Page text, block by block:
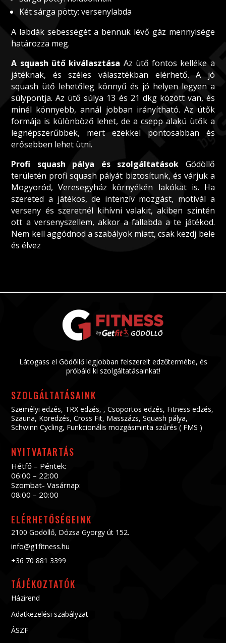
Két sárga pötty: versenylabda
A labdák sebességét a bennük lévő gáz mennyisége
határozza meg.
A squash ütő kiválasztása Az ütő fontos kelléke a
játéknak, és széles választékban elérhető. A jó
squash ütő lehetőleg könnyű és jó helyen legyen a
súlypontja. Az ütő súlya 13 és 21 dkg között van, és
minél könnyebb, annál jobban irányítható. Az ütők
formája is különböző lehet, de a csepp alakú ütők a
legnépszerűbbek, mert ezekkel pontosabban és
erősebben lehet ütni.
Profi squash pálya és szolgáltatások Gödöllő
területén profi squash pályát biztosítunk, és várjuk a
Mogyoród, Veresegyház környékén lakókat is. Ha
szereted a játékos, de intenzív mozgást, motivál a
verseny és szeretnél kihívni valakit, akiben szintén
ott a versenyszellem, akkor a fallabda a te játékod.
Nem kell aggódnod a szabályok miatt, csak kezdj bele
és élvez
Látogass el Gödöllő legjobban felszerelt edzőtermébe, és
próbáld ki szolgáltatásainkat!
SZOLGÁLTATÁSAINK
Személyi edzés, TRX edzés, ,Csoportos edzés, Fitness edzés,
Szauna, Köredzés,Cross Fit, Masszázs,Squash pálya,
Schwinn Cycling, Funkcionális mozgásminta szűrés ( FMS )
NYITVATARTÁS
Hétfő – Péntek:
06:00 – 22:00
Szombat- Vasárnap:
08:00 – 20:00
ELÉRHETŐSÉGEINK
2100 Gödöllő, Dózsa György út 152.
info@g1fitness.hu
+36 70 881 3399
TÁJÉKOZTATÓK
Házirend
Adatkezelési szabályzat
ÁSZF